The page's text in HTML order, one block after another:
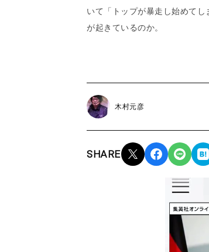
いて「トップが暴走し始めて
が起きているのか。
木村元彦
SHARE